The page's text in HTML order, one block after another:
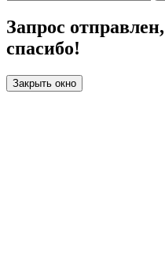
Запрос отправлен,
спасибо!
Закрыть окно